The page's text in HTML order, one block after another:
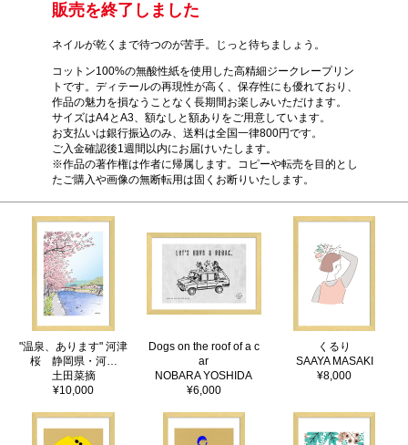
販売を終了しました
ネイルが乾くまで待つのが苦手。じっと待ちましょう。
コットン100%の無酸性紙を使用した高精細ジークレープリン
トです。ディテールの再現性が高く、保存性にも優れており、
作品の魅力を損なうことなく長期間お楽しみいただけます。
サイズはA4とA3、額なしと額ありをご用意しています。
お支払いは銀行振込のみ、送料は全国一律800円です。
ご入金確認後1週間以内にお届けいたします。
※作品の著作権は作者に帰属します。コピーや転売を目的とし
たご購入や画像の無断転用は固くお断りいたします。
"温泉、あります" 河津
桜 静岡県・河…
土田菜摘
¥10,000
Dogs on the roof of a c
ar
NOBARA YOSHIDA
¥6,000
くるり
SAAYA MASAKI
¥8,000